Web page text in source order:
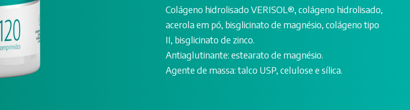
Colágeno hidrolisado VERISOL®, colágeno hidrolisado,
acerola em pó, bisglicinato de magnésio, colágeno tipo
II, bisglicinato de zinco.
Antiaglutinante: estearato de magnésio.
Agente de massa: talco USP, celulose e sílica.